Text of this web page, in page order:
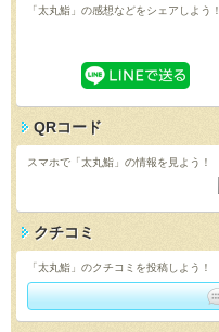
「太丸鮨」の感想などをシェアしよう！
QRコード
スマホで「太丸鮨」の情報を見よう！
クチコミ
「太丸鮨」のクチコミを投稿しよう！